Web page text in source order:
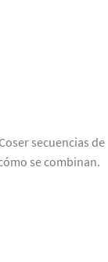
secuencias de
se combinan.